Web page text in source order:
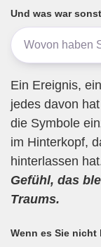
b
o
o
k
Und was war
Ein Ereignis,
jedes davon
die Symbole
im Hinterkopf,
hinterlassen
Gefühl, das
Traums.
Wenn es Sie nicht